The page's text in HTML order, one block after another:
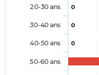
0
0
0
20-30 ans
30-40 ans
40-50 ans
50-60 ans